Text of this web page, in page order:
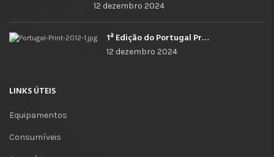
12 dezembro 2024
1ª Edição do Portugal Print
12 dezembro 2024
LINKS ÚTEIS
Equipamentos
Consumíveis